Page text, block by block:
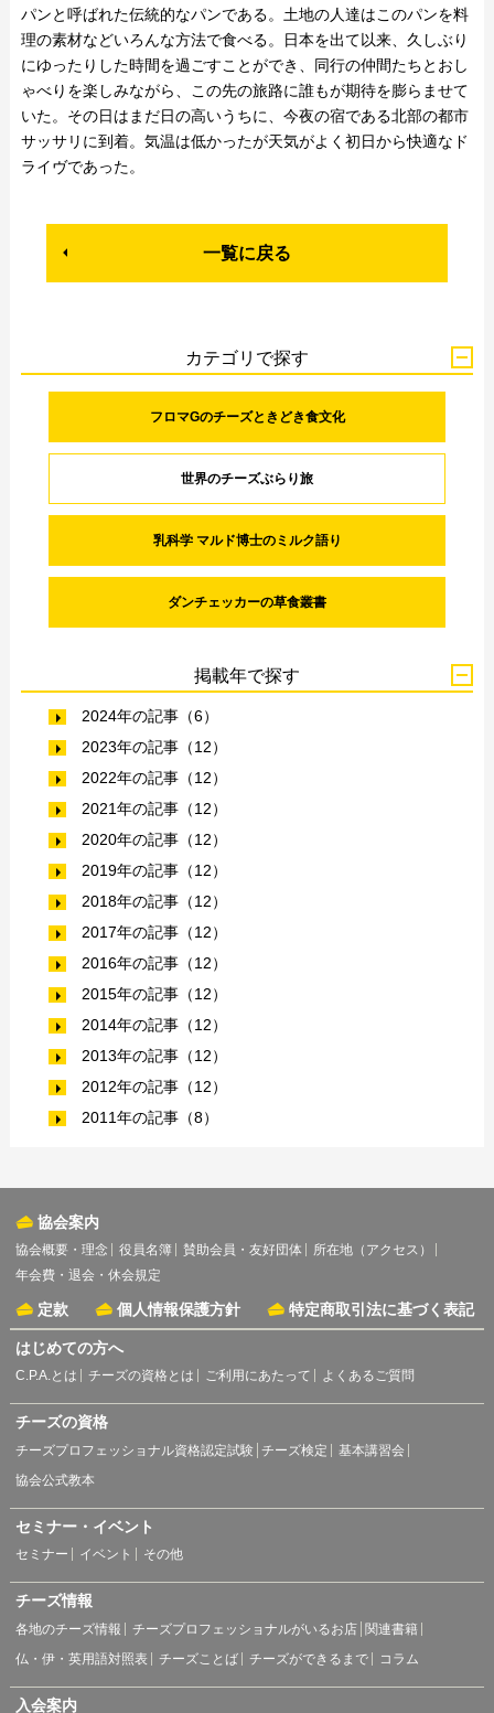
パンと呼ばれた伝統的なパンである。土地の人達はこのパンを料
理の素材などいろんな方法で食べる。日本を出て以来、久しぶり
にゆったりした時間を過ごすことができ、同行の仲間たちとおし
ゃべりを楽しみながら、この先の旅路に誰もが期待を膨らませて
いた。その日はまだ日の高いうちに、今夜の宿である北部の都市
サッサリに到着。気温は低かったが天気がよく初日から快適なド
ライヴであった。
一覧に戻る
カテゴリで探す
フロマGのチーズときどき食文化
世界のチーズぶらり旅
乳科学 マルド博士のミルク語り
ダンチェッカーの草食叢書
掲載年で探す
2024年の記事（6）
2023年の記事（12）
2022年の記事（12）
2021年の記事（12）
2020年の記事（12）
2019年の記事（12）
2018年の記事（12）
2017年の記事（12）
2016年の記事（12）
2015年の記事（12）
2014年の記事（12）
2013年の記事（12）
2012年の記事（12）
2011年の記事（8）
協会案内
協会概要・理念 役員名簿 賛助会員・友好団体
所在地（アクセス）
年会費・退会・休会規定
定款 個人情報保護方針 特定商取引法に基づく表記
はじめての方へ
C.P.A.とは チーズの資格とは ご利用にあたって よくあるご質問
チーズの資格
チーズプロフェッショナル資格認定試験 チーズ検定
基本講習会
協会公式教本
セミナー・イベント
セミナー イベント その他
チーズ情報
各地のチーズ情報 チーズプロフェッショナルがいるお店 関連書籍
仏・伊・英用語対照表
チーズことば チーズができるまで コラム
入会案内